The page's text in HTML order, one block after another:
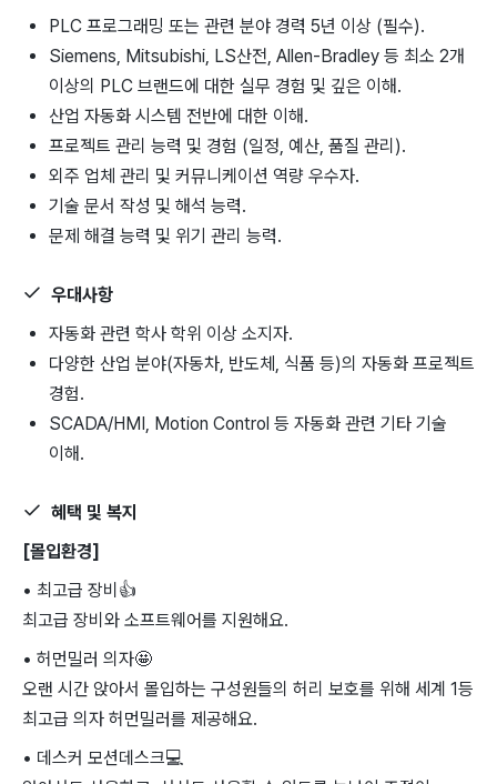
PLC 프로그래밍 또는 관련 분야 경력 5년 이상 (필수).
Siemens, Mitsubishi, LS산전, Allen-Bradley 등 최소 2개
이상의 PLC 브랜드에 대한 실무 경험 및 깊은 이해.
산업 자동화 시스템 전반에 대한 이해.
프로젝트 관리 능력 및 경험 (일정, 예산, 품질 관리).
외주 업체 관리 및 커뮤니케이션 역량 우수자.
기술 문서 작성 및 해석 능력.
문제 해결 능력 및 위기 관리 능력.
우대사항
자동화 관련 학사 학위 이상 소지자.
다양한 산업 분야(자동차, 반도체, 식품 등)의 자동화 프로젝트
경험.
SCADA/HMI, Motion Control 등 자동화 관련 기타 기술
이해.
혜택 및 복지
[몰입환경]
• 최고급 장비 👍
최고급 장비와 소프트웨어를 지원해요.
• 허먼밀러 의자🤩
오랜 시간 앉아서 몰입하는 구성원들의 허리 보호를 위해 세계 1등
최고급 의자 허먼밀러를 제공해요.
• 데스커 모션데스크💻